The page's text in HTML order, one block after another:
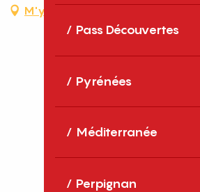
Pass Découvertes
Pyrénées
Méditerranée
Perpignan
M'y rendre